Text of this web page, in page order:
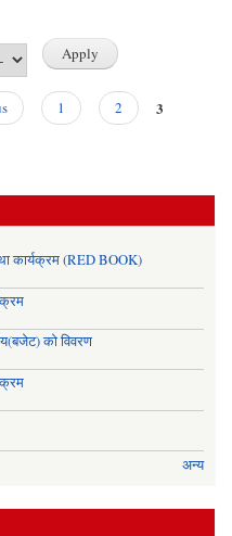
1 2 3
कार्यक्रम (RED BOOK)
को विवरण
अन्य